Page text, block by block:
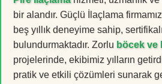
bir alandır. Güçlü İlaçlama
beş yıllık deneyime sahip,
bulundurmaktadır. Zorlu böcek ve
projelerinde, ekibimiz yılların
pratik ve etkili çözümleri sunarak